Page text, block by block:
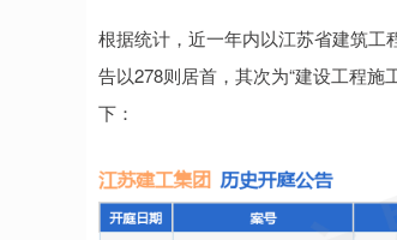
根据统计，近一年内以江苏省建筑工
告以278则居首，其次为“建设工程施
下：